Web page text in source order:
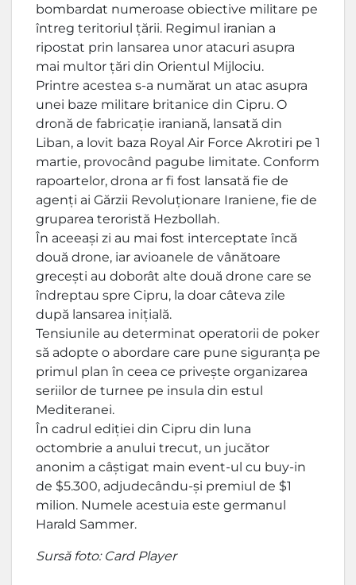
bombardat numeroase obiective militare pe
întreg teritoriul țării. Regimul iranian a
ripostat prin lansarea unor atacuri asupra
mai multor țări din Orientul Mijlociu.
Printre acestea s-a numărat un atac asupra
unei baze militare britanice din Cipru. O
dronă de fabricație iraniană, lansată din
Liban, a lovit baza Royal Air Force Akrotiri pe 1
martie, provocând pagube limitate. Conform
rapoartelor, drona ar fi fost lansată fie de
agenți ai Gărzii Revoluționare Iraniene, fie de
gruparea teroristă Hezbollah.
În aceeași zi au mai fost interceptate încă
două drone, iar avioanele de vânătoare
grecești au doborât alte două drone care se
îndreptau spre Cipru, la doar câteva zile
după lansarea inițială.
Tensiunile au determinat operatorii de poker
să adopte o abordare care pune siguranța pe
primul plan în ceea ce privește organizarea
seriilor de turnee pe insula din estul
Mediteranei.
În cadrul ediției din Cipru din luna
octombrie a anului trecut, un jucător
anonim a câștigat main event-ul cu buy-in
de $5.300, adjudecându-și premiul de $1
milion. Numele acestuia este germanul
Harald Sammer.
Sursă foto: Card Player